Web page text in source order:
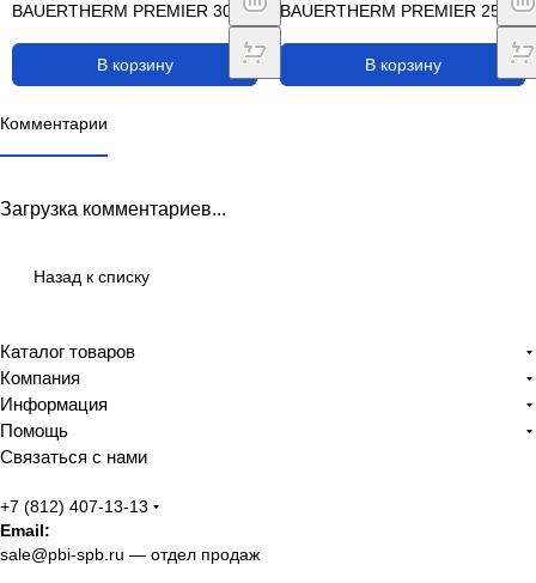
BAUERTHERM PREMIER 30 W
В корзину
BAUERTHERM PREMIER 25 W
В корзину
Комментарии
Загрузка комментариев...
Назад к списку
Каталог товаров
Компания
Информация
Помощь
Связаться с нами
+7 (812) 407-13-13
Email:
sale@pbi-spb.ru — отдел продаж